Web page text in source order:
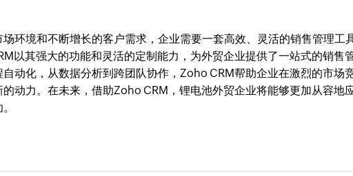
环境和不断增长的客户需求，企业需要一套高效、灵活的销售管理工
以其强大的功能和灵活的定制能力，为外贸企业提供了一站式的销售
动化，从数据分析到跨团队协作，Zoho CRM帮助企业在激烈的市场
动力。在未来，借助Zoho CRM，锂电池外贸企业将能够更加从容地